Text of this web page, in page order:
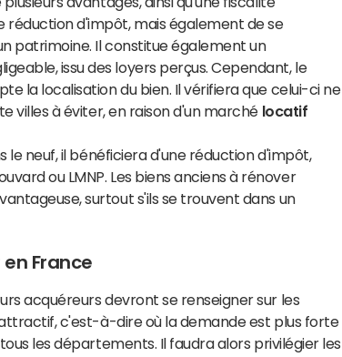
d'impôt, mais également de se
patrimoine. Il constitue également un
issu des loyers perçus. Cependant, le
la localisation du bien. Il vérifiera que celui-ci ne
villes à éviter, en raison d'un marché locatif
le neuf, il bénéficiera d'une réduction d'impôt,
ou LMNP. Les biens anciens à rénover
surtout s'ils se trouvent dans un
France
acquéreurs devront se renseigner sur les
c'est-à-dire où la demande est plus forte
les départements. Il faudra alors privilégier les